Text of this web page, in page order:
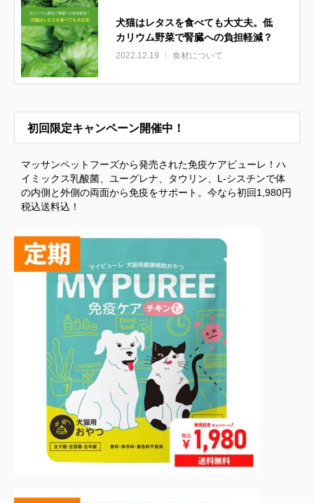
犬猫はレタスを食べても大丈夫。低
カリウム野菜で腎臓への負担軽減？
2022.12.19 食材について
初回限定キャンペーン開催中！
マッサンペットフーズから発売された免疫ケアピューレ！ハ
イミックス乳酸菌、ユーグレナ、タウリン、L-シスチンで体
の内側と外側の両面から免疫をサポート。今なら初回1,980円
税込送料込！